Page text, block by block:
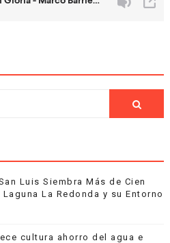
Luis Siembra Más de Cien
La Redonda y su Entorno
cultura ahorro del agua e